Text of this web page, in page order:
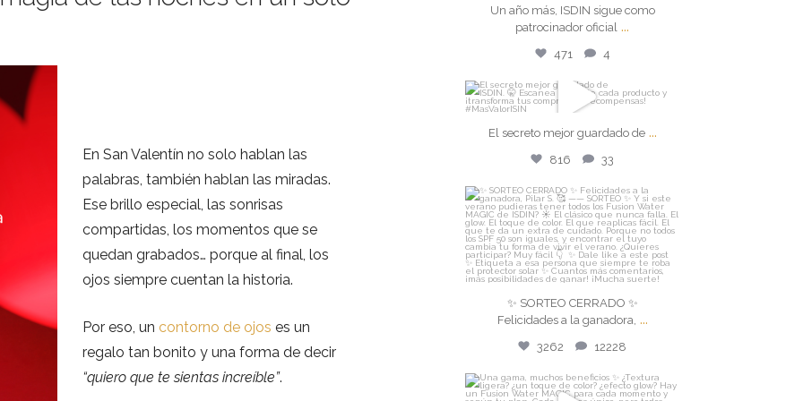
En San Valentín no solo hablan las
palabras, también hablan las miradas.
Ese brillo especial, las sonrisas
compartidas, los momentos que se
quedan grabados… porque al final, los
ojos siempre cuentan la historia.
Por eso, un contorno de ojos es un
regalo tan bonito y una forma de decir
“quiero que te sientas increíble”.
471 4
Un año más, ISDIN sigue como
patrocinador oficial ...
471 4
isdin
El secreto mejor guardado de
816 33
El secreto mejor guardado de ...
816 33
isdin
✨ SORTEO CERRADO ✨
Felicidades a la ganadora,...
Jul 21
✨ SORTEO CERRADO ✨
Felicidades a la ganadora, ...
3262 12228
isdin